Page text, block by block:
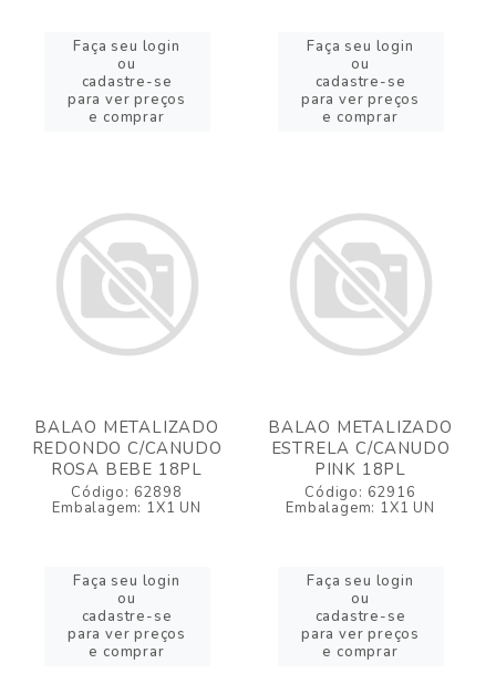
Faça seu login
ou
cadastre-se
para ver preços
e comprar
Faça seu login
ou
cadastre-se
para ver preços
e comprar
BALAO METALIZADO
REDONDO C/CANUDO
ROSA BEBE 18PL
Código: 62898
Embalagem: 1X1 UN
Faça seu login
ou
cadastre-se
para ver preços
e comprar
BALAO METALIZADO
ESTRELA C/CANUDO
PINK 18PL
Código: 62916
Embalagem: 1X1 UN
Faça seu login
ou
cadastre-se
para ver preços
e comprar